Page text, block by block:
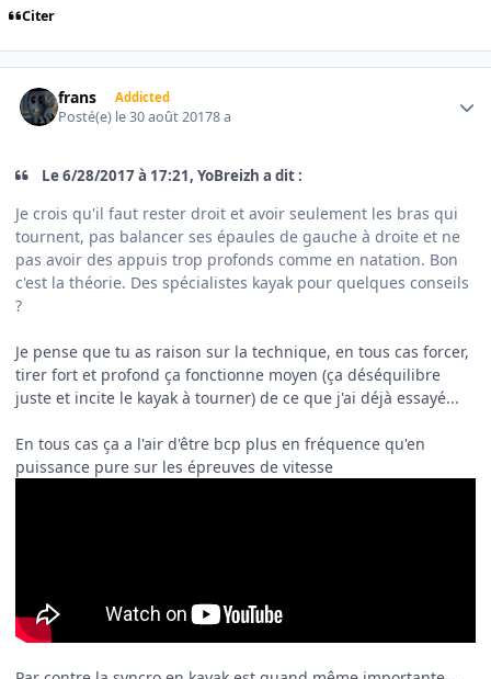
Citer
frans Addicted
Posté(e) le 30 août 20178 a
Le 6/28/2017 à 17:21, YoBreizh a dit :
Je crois qu'il faut rester droit et avoir seulement les bras qui
tournent, pas balancer ses épaules de gauche à droite et ne
pas avoir des appuis trop profonds comme en natation. Bon
c'est la théorie. Des spécialistes kayak pour quelques conseils
?
Je pense que tu as raison sur la technique, en tous cas forcer,
tirer fort et profond ça fonctionne moyen (ça déséquilibre
juste et incite le kayak à tourner) de ce que j'ai déjà essayé...
En tous cas ça a l'air d'être bcp plus en fréquence qu'en
puissance pure sur les épreuves de vitesse